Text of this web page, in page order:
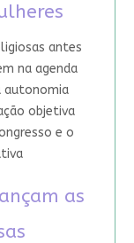
antes
na agenda
autonomia
objetiva
e o
as